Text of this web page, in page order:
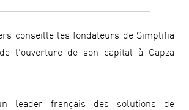
conseille les fondateurs de Simplifia
l'ouverture de son capital à Capza
leader français des solutions de